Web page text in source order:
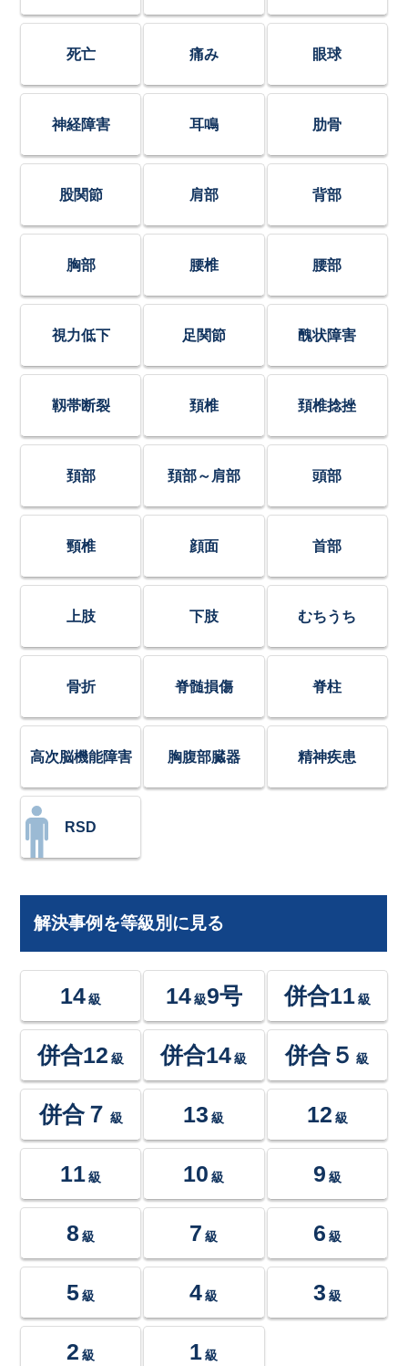
死亡 痛み 眼球
神経障害 耳鳴 肋骨
股関節 肩部 背部
胸部 腰椎 腰部
視力低下 足関節 醜状障害
靱帯断裂 頚椎 頚椎捻挫
頚部 頚部～肩部 頭部
頸椎 顔面 首部
上肢 下肢 むちうち
骨折 脊髄損傷 脊柱
高次脳機能障害 胸腹部臓器 精神疾患
RSD
解決事例を等級別に見る
14 級 14級9号 併合11 級
併合12 級 併合14 級 併合５ 級
併合７ 級 13 級 12 級
11 級 10 級 9 級
8 級 7 級 6 級
5 級 4 級 3 級
2 級 1 級